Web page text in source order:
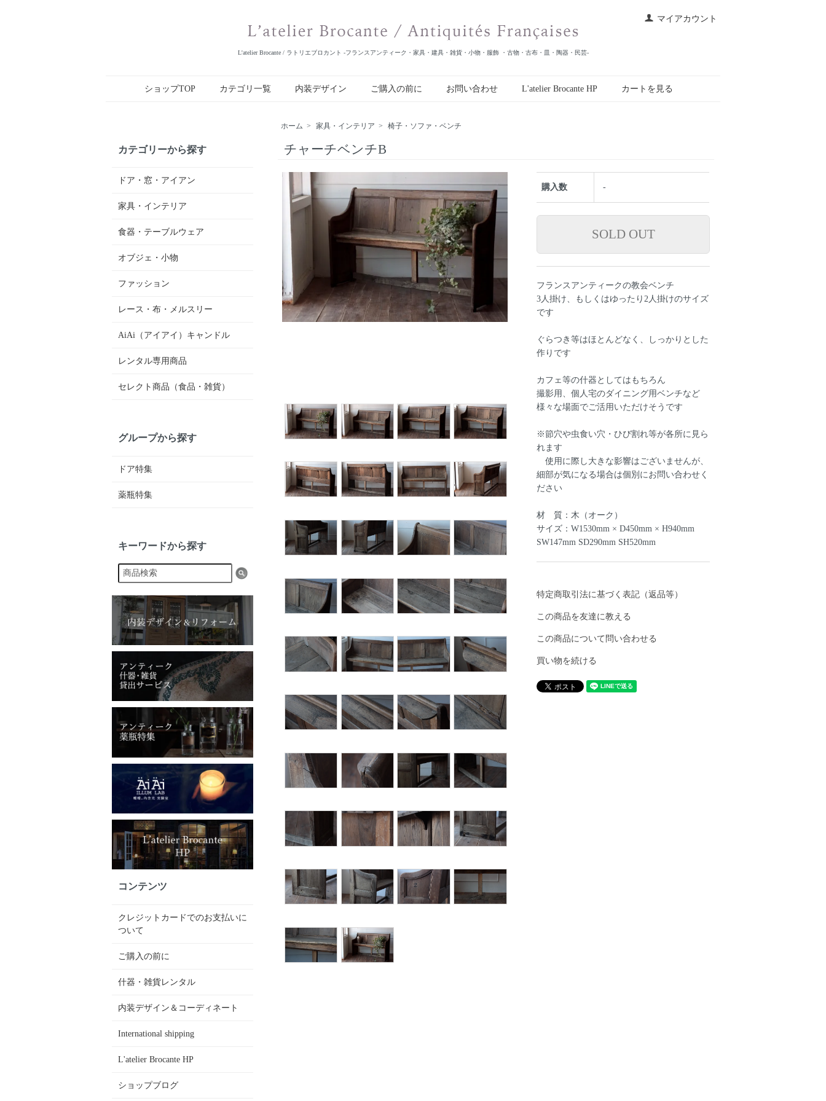
マイアカウント
L'atelier Brocante / ラトリエブロカント -フランスアンティーク・家具・建具・雑貨・小物・服飾 ・古物・古布・皿・陶器・民芸-
ショップTOP カテゴリ一覧 内装デザイン ご購入の前に お問い合わせ L'atelier Brocante HP カートを見る
ホーム > 家具・インテリア > 椅子・ソファ・ベンチ
チャーチベンチB
購入数 -
フランスアンティークの教会ベンチ
3人掛け、もしくはゆったり2人掛けのサイズ
です
ぐらつき等はほとんどなく、しっかりとした
作りです
カフェ等の什器としてはもちろん
撮影用、個人宅のダイニング用ベンチなど
様々な場面でご活用いただけそうです
※節穴や虫食い穴・ひび割れ等が各所に見ら
れます
使用に際し大きな影響はございませんが、
細部が気になる場合は個別にお問い合わせく
ださい
材 質：木（オーク）
サイズ：W1530mm × D450mm × H940mm
SW147mm SD290mm SH520mm
特定商取引法に基づく表記（返品等）
この商品を友達に教える
この商品について問い合わせる
買い物を続ける
カテゴリーから探す
ドア・窓・アイアン
家具・インテリア
食器・テーブルウェア
オブジェ・小物
ファッション
レース・布・メルスリー
AiAi（アイアイ）キャンドル
レンタル専用商品
セレクト商品（食品・雑貨）
グループから探す
ドア特集
薬瓶特集
キーワードから探す
コンテンツ
クレジットカードでのお支払いに
ついて
ご購入の前に
什器・雑貨レンタル
内装デザイン＆コーディネート
International shipping
L'atelier Brocante HP
ショップブログ